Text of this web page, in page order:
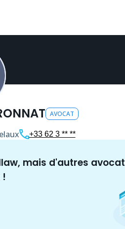
AVOCAT
+33 62 3 ** **
mais d'autres avocat
!